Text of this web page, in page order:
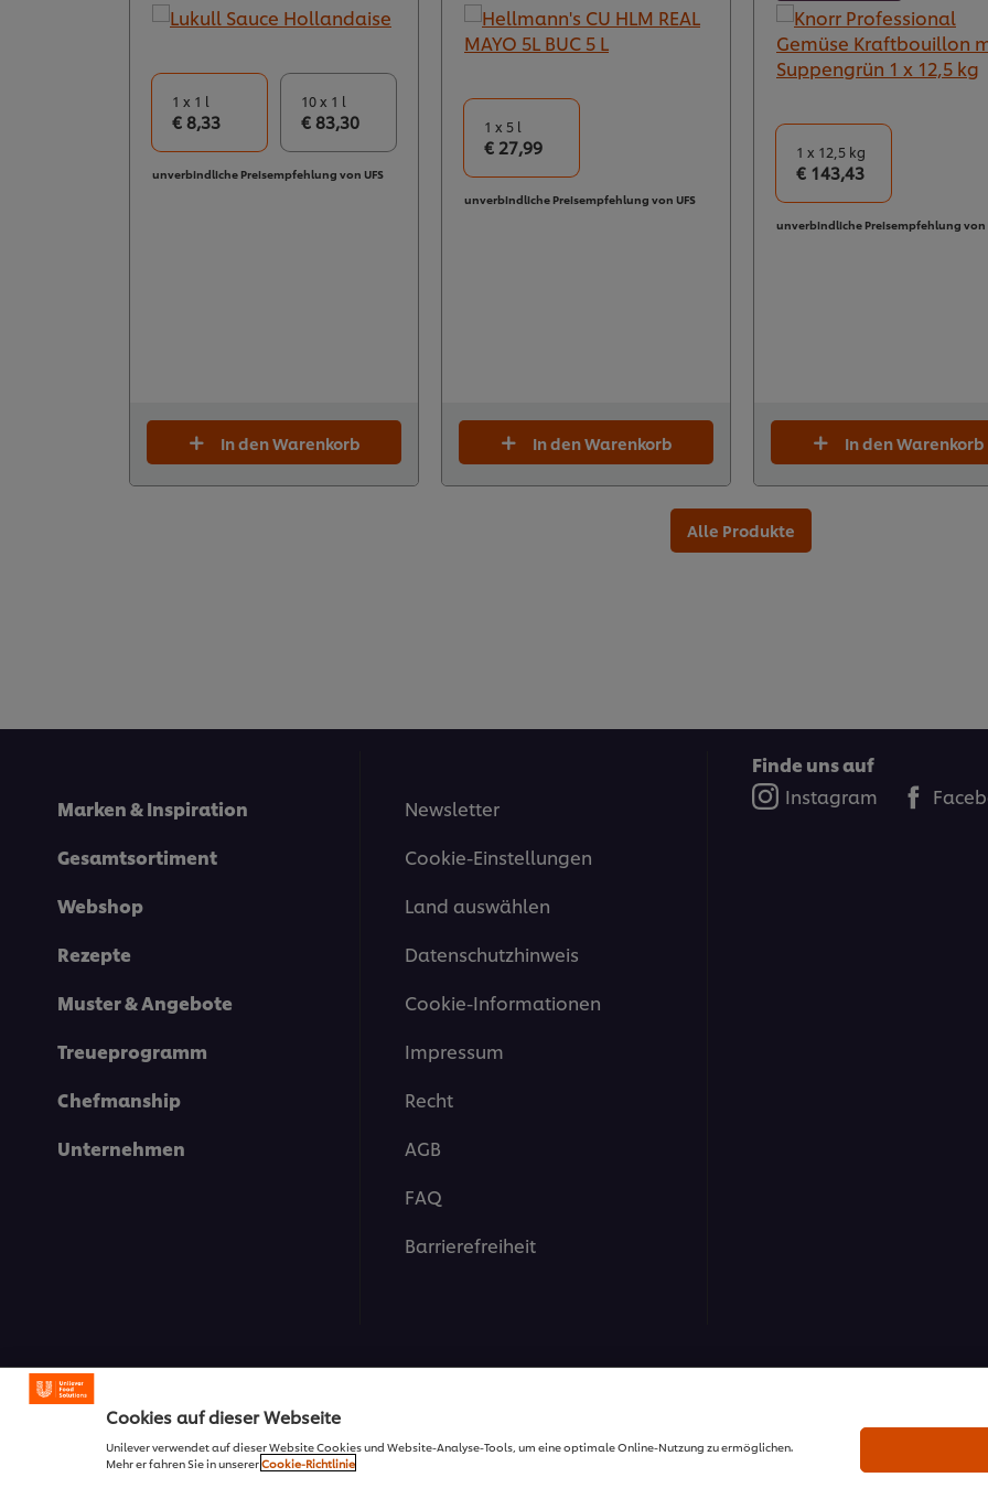
1 x 1 l
€ 8,33
10 x 1 l
€ 83,30
unverbindliche Preisempfehlung von UFS
In den Warenkorb
1 x 5 l
€ 27,99
unverbindliche Preisempfehlung von UFS
In den Warenkorb
1 x 12,5 kg
€ 143,43
unverbindliche Preisempfehlung von
In den Warenkorb
Alle Produkte
Marken & Inspiration
Gesamtsortiment
Webshop
Rezepte
Muster & Angebote
Treueprogramm
Chefmanship
Unternehmen
Newsletter
Cookie-Einstellungen
Land auswählen
Datenschutzhinweis
Cookie-Informationen
Impressum
Recht
AGB
FAQ
Barrierefreiheit
Finde uns auf
Instagram
© 2026 Unilever Deutschland GmbH - Alle Rechte vorbehalten.
Cookies auf dieser Webseite
Unilever verwendet auf dieser Website Cookies und Website-Analyse-Tools, um eine optimale Online-Nutzung zu ermöglichen.
Mehr er fahren Sie in unsererCookie-Richtlinie